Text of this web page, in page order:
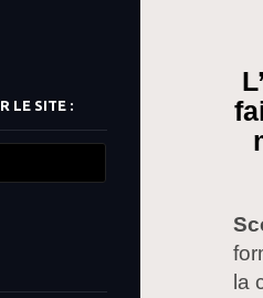
la
LE SITE :